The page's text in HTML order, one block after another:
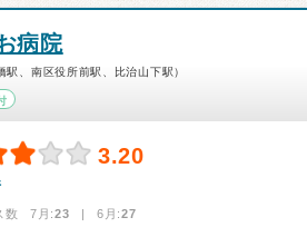
病院
、南区役所前駅、比治山下駅）
3.20
数 7月:23 | 6月:27